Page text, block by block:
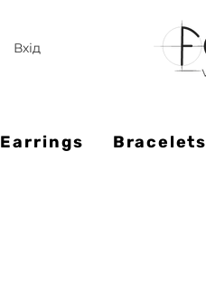
Вхід
Earrings Bracelets